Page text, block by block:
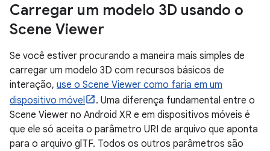
Carregar um modelo 3D usando o
Scene Viewer
Se você estiver procurando a maneira mais simples de
carregar um modelo 3D com recursos básicos de
interação, use o Scene Viewer como faria em um
dispositivo móvel
. Uma diferença fundamental entre o
Scene Viewer no Android XR e em dispositivos móveis é
que ele só aceita o parâmetro URI de arquivo que aponta
para o arquivo glTF. Todos os outros parâmetros são